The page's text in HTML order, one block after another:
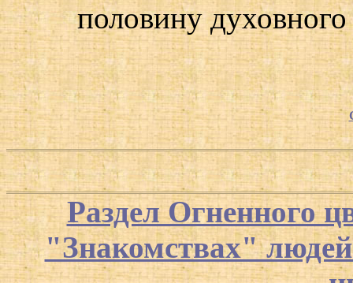
половину
Раздел Огненного
"Знакомствах"